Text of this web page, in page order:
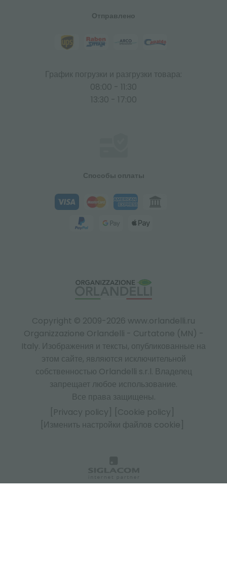
Copyright © 2009-2026 www.orlandelli.ru
Organizzazione Orlandelli - Curtatone (MN) -
Italy. Изображения и тексты, опубликованные на
этом сайте, являются исключительной
собственностью Orlandelli s.r.l. Владелец
запрещает любое использование.
Все права защищены.
[Privacy policy]
[Cookie policy]
[Изменить настройки файлов cookie]
Отправлено
График погрузки и разгрузки товара:
08:00 - 11:30
13:30 - 17:00
Способы оплаты